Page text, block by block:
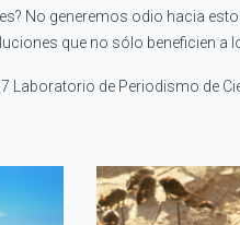
No generemos odio hacia
que no sólo beneficien a
de Periodismo de